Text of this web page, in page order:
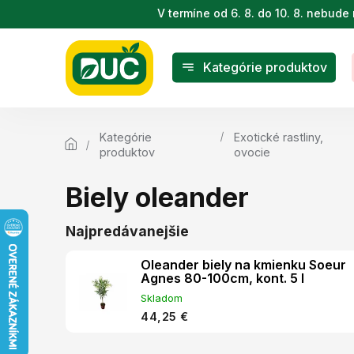
na
V termíne od 6. 8. do 10. 8.
Kategórie produktov
Kategórie
produktov
Exotické rastliny,
ovocie
Biely oleander
Najpredávanejšie
Oleander biely na kmienku Soeur
Agnes 80-100cm, kont. 5 l
Skladom
44,25 €